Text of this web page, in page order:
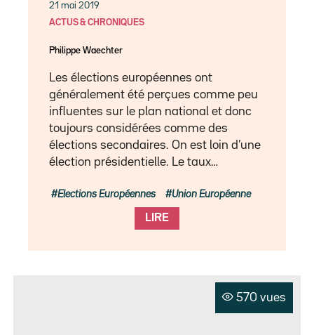
21 mai 2019
ACTUS & CHRONIQUES
Philippe Waechter
Les élections européennes ont
généralement été perçues comme peu
influentes sur le plan national et donc
toujours considérées comme des
élections secondaires. On est loin d’une
élection présidentielle. Le taux…
LIRE
Elections Européennes Union Européenne
570 vues